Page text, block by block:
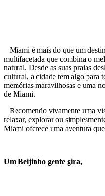
Miami é mais do que um
multifacetada que combina o
natural. Desde as suas praias
cultural, a cidade tem algo para
memórias maravilhosas e uma
de Miami.
Recomendo vivamente uma
relaxar, explorar ou
Miami oferece uma aventura
Um Beijinho gente gira,